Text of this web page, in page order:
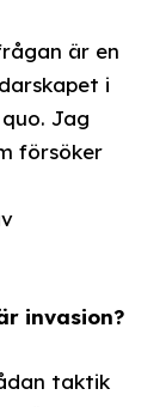
är en
i
Jag
försöker
invasion?
taktik